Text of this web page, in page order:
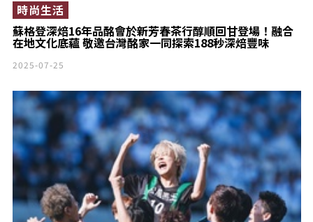
蘇格登深焙16年品酩會於新芳春茶行醇順回甘登場！融合
在地文化底蘊 敬邀台灣酩家一同探索188秒深焙豐味
時尚生活
2025-07-25